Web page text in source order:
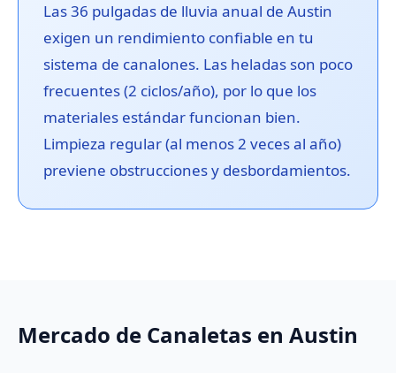
Las 36 pulgadas de lluvia anual de Austin
exigen un rendimiento confiable en tu
sistema de canalones. Las heladas son poco
frecuentes (2 ciclos/año), por lo que los
materiales estándar funcionan bien.
Limpieza regular (al menos 2 veces al año)
previene obstrucciones y desbordamientos.
Mercado de Canaletas en Austin